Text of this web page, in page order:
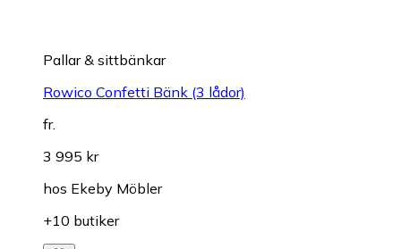
Pallar & sittbänkar
Rowico Confetti Bänk (3 lådor)
fr.
3 995 kr
hos Ekeby Möbler
+10 butiker